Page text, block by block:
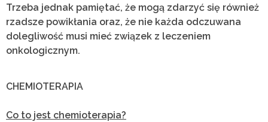
Trzeba jednak pamiętać, że mogą zdarzyć się również
rzadsze powikłania oraz, że nie każda odczuwana
dolegliwość musi mieć związek z leczeniem
onkologicznym.
CHEMIOTERAPIA
Co to jest chemioterapia?